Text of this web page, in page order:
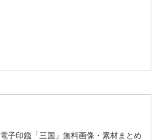
電子印鑑「三国」無料画像・素材まとめ